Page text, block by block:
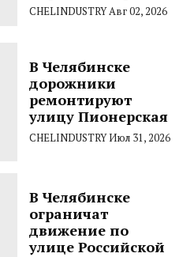
CHELINDUSTRYАвг 02, 2026
В Челябинске
дорожники
ремонтируют
улицу Пионерская
CHELINDUSTRYИюл 31, 2026
В Челябинске
ограничат
движение по
улице Российской